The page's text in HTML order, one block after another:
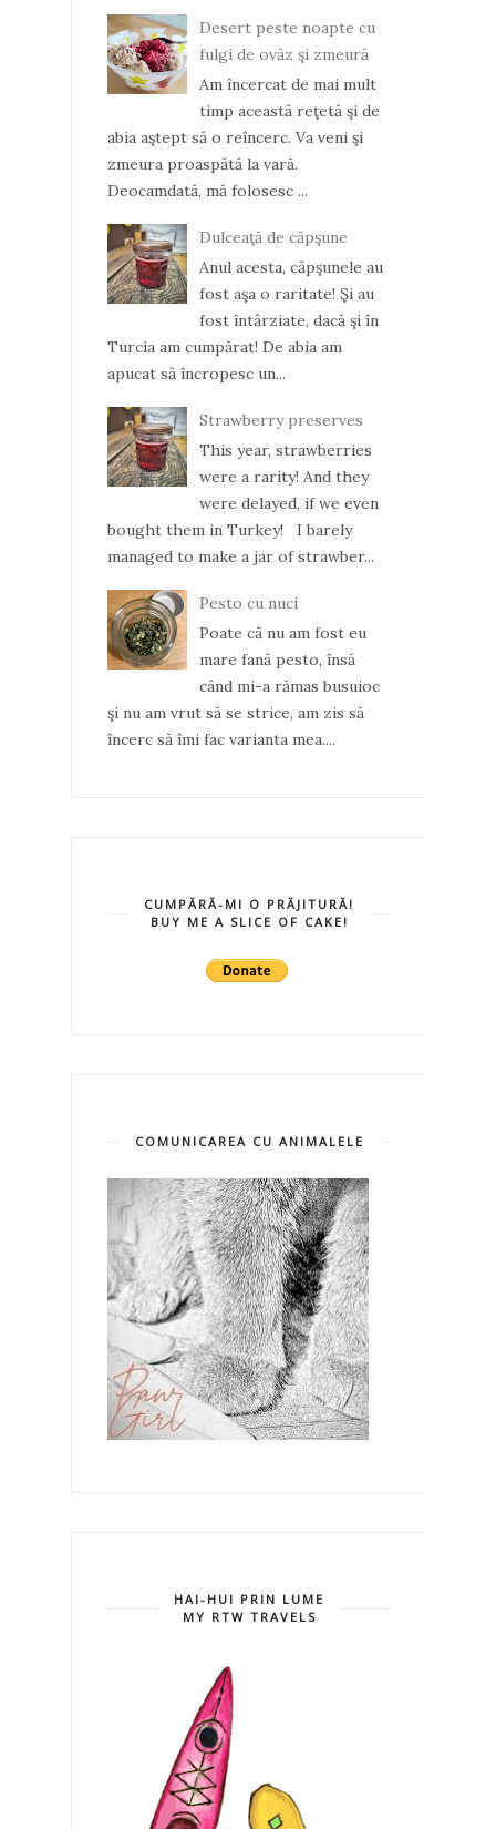
Desert peste noapte cu
fulgi de ovăz şi zmeură
Am încercat de mai mult
timp această reţetă şi de
abia aştept să o reîncerc. Va veni şi
zmeura proaspătă la vară.
Deocamdată, mă folosesc ...
Dulceaţă de căpşune
Anul acesta, căpşunele au
fost aşa o raritate! Şi au
fost întârziate, dacă şi în
Turcia am cumpărat! De abia am
apucat să încropesc un...
Strawberry preserves
This year, strawberries
were a rarity! And they
were delayed, if we even
bought them in Turkey! I barely
managed to make a jar of strawber...
Pesto cu nuci
Poate că nu am fost eu
mare fană pesto, însă
când mi-a rămas busuioc
şi nu am vrut să se strice, am zis să
încerc să îmi fac varianta mea....
CUMPĂRĂ-MI O PRĂJITURĂ!
BUY ME A SLICE OF CAKE!
COMUNICAREA CU ANIMALELE
HAI-HUI PRIN LUME
MY RTW TRAVELS